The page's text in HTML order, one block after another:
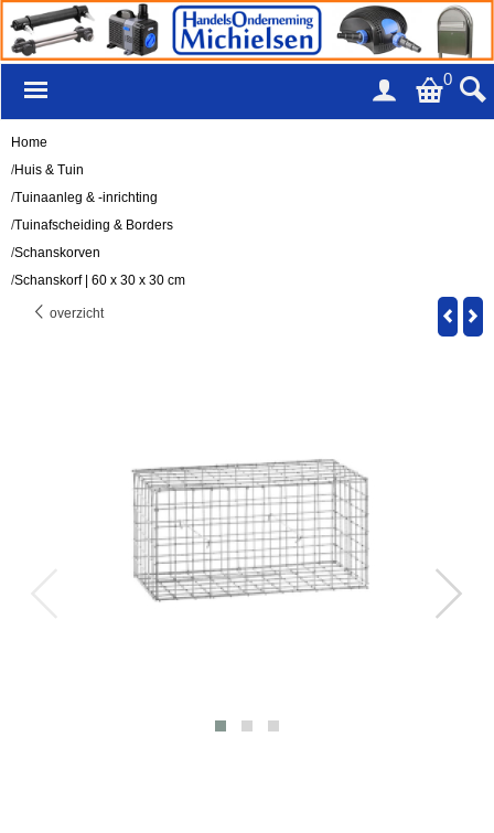
0
Home
/Huis & Tuin
/Tuinaanleg & -inrichting
/Tuinafscheiding & Borders
/Schanskorven
/Schanskorf | 60 x 30 x 30 cm
overzicht